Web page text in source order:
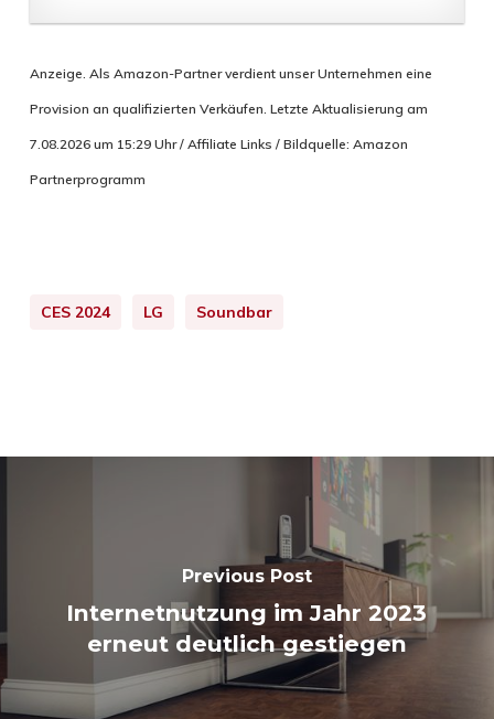
Anzeige. Als Amazon-Partner verdient unser Unternehmen eine
Provision an qualifizierten Verkäufen. Letzte Aktualisierung am
7.08.2026 um 15:29 Uhr / Affiliate Links / Bildquelle: Amazon
Partnerprogramm
CES 2024 LG Soundbar
Previous Post
Internetnutzung im Jahr 2023
erneut deutlich gestiegen